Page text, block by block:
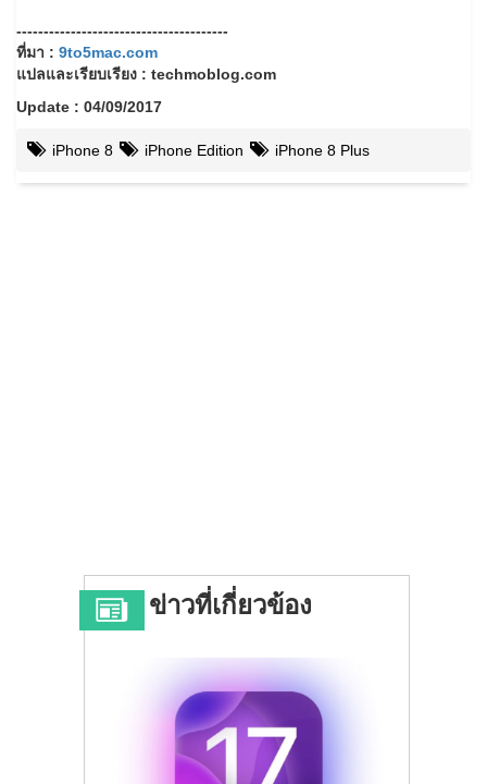
---------------------------------------
ที่มา : 9to5mac.com
แปลและเรียบเรียง : techmoblog.com
Update : 04/09/2017
iPhone 8 iPhone Edition iPhone 8 Plus
ข่าวที่เกี่ยวข้อง